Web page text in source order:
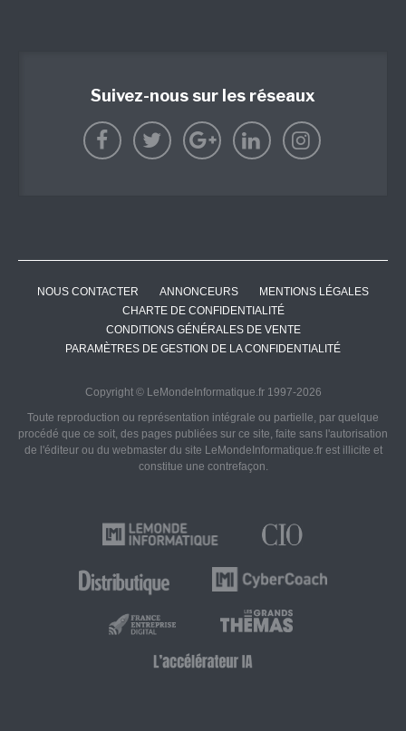
Suivez-nous sur les réseaux
NOUS CONTACTER ANNONCEURS
MENTIONS LÉGALES
CHARTE DE CONFIDENTIALITÉ
CONDITIONS GÉNÉRALES DE VENTE
PARAMÈTRES DE GESTION DE LA CONFIDENTIALITÉ
Copyright © LeMondeInformatique.fr 1997-2026
Toute reproduction ou représentation intégrale ou partielle, par quelque
procédé que ce soit, des pages publiées sur ce site, faite sans l'autorisation
de l'éditeur ou du webmaster du site LeMondeInformatique.fr est illicite et
constitue une contrefaçon.